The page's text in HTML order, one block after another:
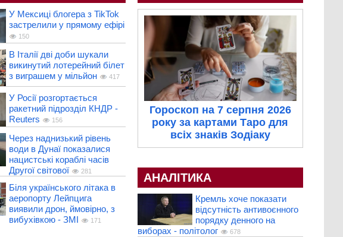
У Мексиці блогера з TikTok
застрелили у прямому ефірі
150
В Італії дві доби шукали
викинутий лотерейний білет
з виграшем у мільйон
417
У Росії розгортається
ракетний підрозділ КНДР -
Reuters
156
Через наднизький рівень
води в Дунаї показалися
нацистські кораблі часів
Другої світової
281
Біля українського літака в
аеропорту Лейпцига
виявили дрон, ймовірно, з
вибухівкою - ЗМІ
171
Гороскоп на 7 серпня 2026
року за картами Таро для
всіх знаків Зодіаку
АНАЛІТИКА
Кремль хоче показати
відсутність антивоєнного
порядку денного на
виборах - політолог
678